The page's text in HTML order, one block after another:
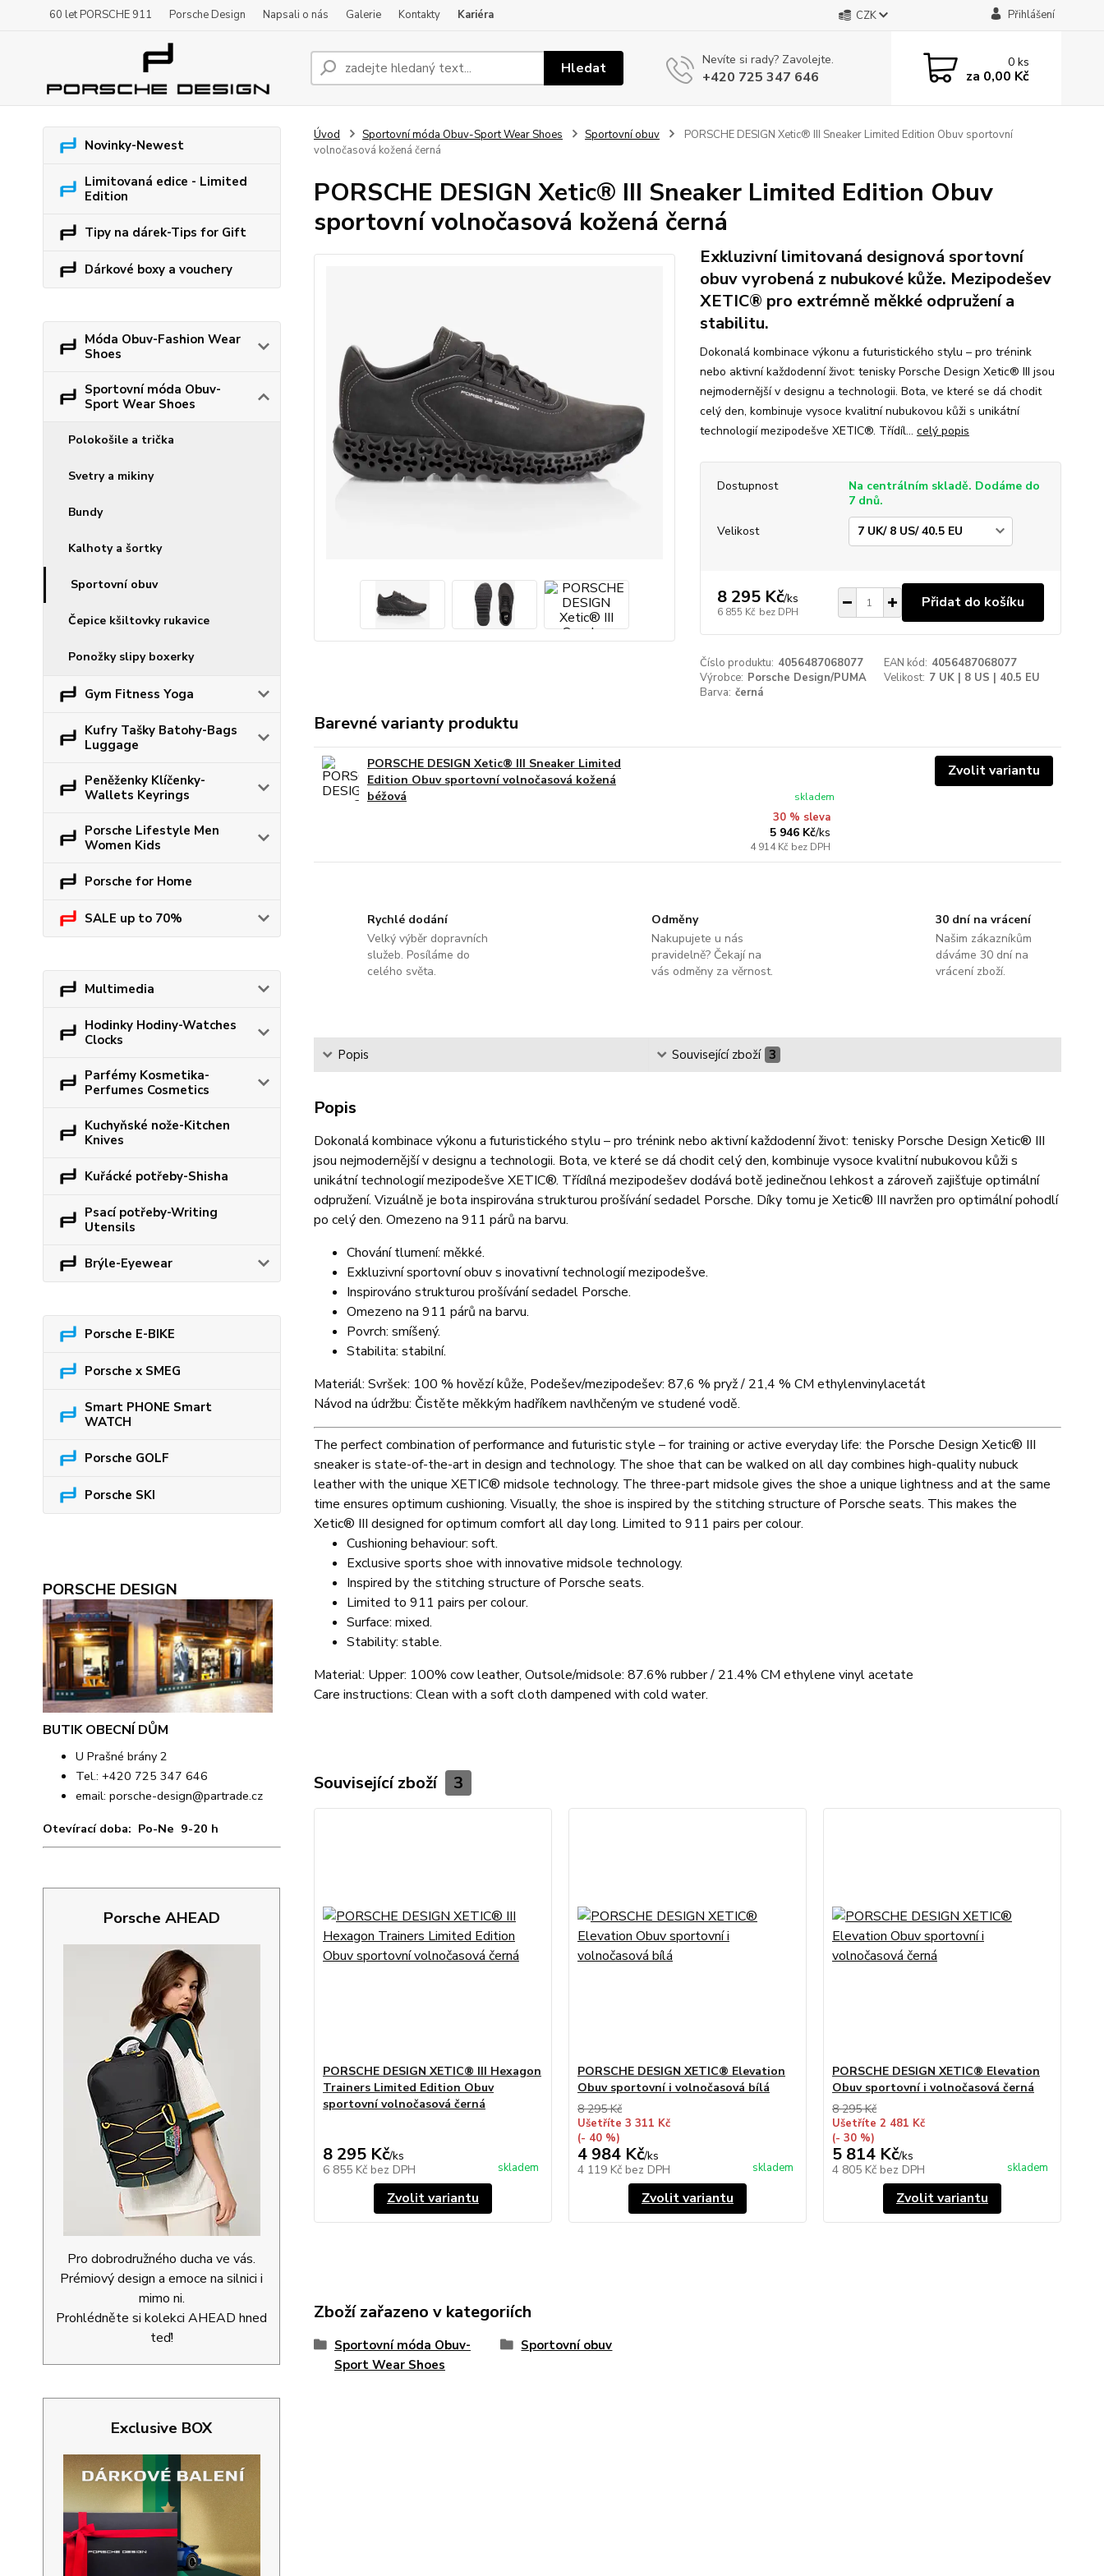
60 let PORSCHE 911 Porsche Design Napsali o nás Galerie Kontakty Kariéra CZK Přihlášení
Hledat Nevíte si rady? Zavolejte.
+420 725 347 646
0ks
za 0,00 Kč
Novinky-Newest
Limitovaná edice - Limited
Edition
Tipy na dárek-Tips for Gift
Dárkové boxy a vouchery
Móda Obuv-Fashion Wear
Shoes
Sportovní móda Obuv-
Sport Wear Shoes
Polokošile a trička
Svetry a mikiny
Bundy
Kalhoty a šortky
Sportovní obuv
Čepice kšiltovky rukavice
Ponožky slipy boxerky
Gym Fitness Yoga
Kufry Tašky Batohy-Bags
Luggage
Peněženky Klíčenky-
Wallets Keyrings
Porsche Lifestyle Men
Women Kids
Porsche for Home
SALE up to 70%
Multimedia
Hodinky Hodiny-Watches
Clocks
Parfémy Kosmetika-
Perfumes Cosmetics
Kuchyňské nože-Kitchen
Knives
Kuřácké potřeby-Shisha
Psací potřeby-Writing
Utensils
Brýle-Eyewear
Porsche E-BIKE
Porsche x SMEG
Smart PHONE Smart
WATCH
Porsche GOLF
Porsche SKI
PORSCHE DESIGN
BUTIK OBECNÍ DŮM
U Prašné brány 2
Tel.: +420 725 347 646
email: porsche-design@partrade.cz
Otevírací doba: Po-Ne 9-20 h
Porsche AHEAD
Pro dobrodružného ducha ve vás.
Prémiový design a emoce na silnici i
mimo ni.
Prohlédněte si kolekci AHEAD hned
teď!
Exclusive BOX
Úvod Sportovní móda Obuv-Sport Wear Shoes Sportovní obuv
PORSCHE DESIGN Xetic® III Sneaker Limited Edition Obuv sportovní
volnočasová kožená černá
PORSCHE DESIGN Xetic® III Sneaker Limited Edition Obuv
sportovní volnočasová kožená černá
Exkluzivní limitovaná designová sportovní
obuv vyrobená z nubukové kůže. Mezipodešev
XETIC® pro extrémně měkké odpružení a
stabilitu.
Dokonalá kombinace výkonu a futuristického stylu – pro trénink
nebo aktivní každodenní život: tenisky Porsche Design Xetic® III jsou
nejmodernější v designu a technologii. Bota, ve které se dá chodit
celý den, kombinuje vysoce kvalitní nubukovou kůži s unikátní
technologií mezipodešve XETIC®. Třídíl... celý popis
Dostupnost
Na centrálním skladě. Dodáme do
7 dnů.
Velikost
8 295 Kč/ks
6 855 Kč bez DPH
Přidat do košíku
Číslo produktu: 4056487068077 EAN kód: 4056487068077
Výrobce: Porsche Design/PUMA Velikost: 7 UK | 8 US | 40.5 EU
Barva: černá
Barevné varianty produktu
PORSCHE DESIGN Xetic® III Sneaker Limited
Edition Obuv sportovní volnočasová kožená
béžová
30 % sleva
5 946 Kč/ks
4 914 Kč bez DPH
skladem
Zvolit variantu
Rychlé dodání
Velký výběr dopravních
služeb. Posíláme do
celého světa.
Odměny
Nakupujete u nás
pravidelně? Čekají na
vás odměny za věrnost.
30 dní na vrácení
Našim zákazníkům
dáváme 30 dní na
vrácení zboží.
Popis Související zboží 3
Popis
Dokonalá kombinace výkonu a futuristického stylu – pro trénink nebo aktivní každodenní život: tenisky Porsche Design Xetic® III
jsou nejmodernější v designu a technologii. Bota, ve které se dá chodit celý den, kombinuje vysoce kvalitní nubukovou kůži s
unikátní technologií mezipodešve XETIC®. Třídílná mezipodešev dodává botě jedinečnou lehkost a zároveň zajišťuje optimální
odpružení. Vizuálně je bota inspirována strukturou prošívání sedadel Porsche. Díky tomu je Xetic® III navržen pro optimální pohodlí
po celý den. Omezeno na 911 párů na barvu.
Chování tlumení: měkké.
Exkluzivní sportovní obuv s inovativní technologií mezipodešve.
Inspirováno strukturou prošívání sedadel Porsche.
Omezeno na 911 párů na barvu.
Povrch: smíšený.
Stabilita: stabilní.
Materiál: Svršek: 100 % hovězí kůže, Podešev/mezipodešev: 87,6 % pryž / 21,4 % CM ethylenvinylacetát
Návod na údržbu: Čistěte měkkým hadříkem navlhčeným ve studené vodě.
The perfect combination of performance and futuristic style – for training or active everyday life: the Porsche Design Xetic® III
sneaker is state-of-the-art in design and technology. The shoe that can be walked on all day combines high-quality nubuck
leather with the unique XETIC® midsole technology. The three-part midsole gives the shoe a unique lightness and at the same
time ensures optimum cushioning. Visually, the shoe is inspired by the stitching structure of Porsche seats. This makes the
Xetic® III designed for optimum comfort all day long. Limited to 911 pairs per colour.
Cushioning behaviour: soft.
Exclusive sports shoe with innovative midsole technology.
Inspired by the stitching structure of Porsche seats.
Limited to 911 pairs per colour.
Surface: mixed.
Stability: stable.
Material: Upper: 100% cow leather, Outsole/midsole: 87.6% rubber / 21.4% CM ethylene vinyl acetate
Care instructions: Clean with a soft cloth dampened with cold water.
Související zboží 3
PORSCHE DESIGN XETIC® III Hexagon
Trainers Limited Edition Obuv
sportovní volnočasová černá
8 295 Kč/ks
6 855 Kč bez DPH skladem
Zvolit variantu
PORSCHE DESIGN XETIC® Elevation
Obuv sportovní i volnočasová bílá
8 295 Kč
Ušetříte 3 311 Kč
(- 40 %)
4 984 Kč/ks
4 119 Kč bez DPH skladem
Zvolit variantu
PORSCHE DESIGN XETIC® Elevation
Obuv sportovní i volnočasová černá
8 295 Kč
Ušetříte 2 481 Kč
(- 30 %)
5 814 Kč/ks
4 805 Kč bez DPH skladem
Zvolit variantu
Zboží zařazeno v kategoriích
Sportovní móda Obuv-
Sport Wear Shoes
Sportovní obuv